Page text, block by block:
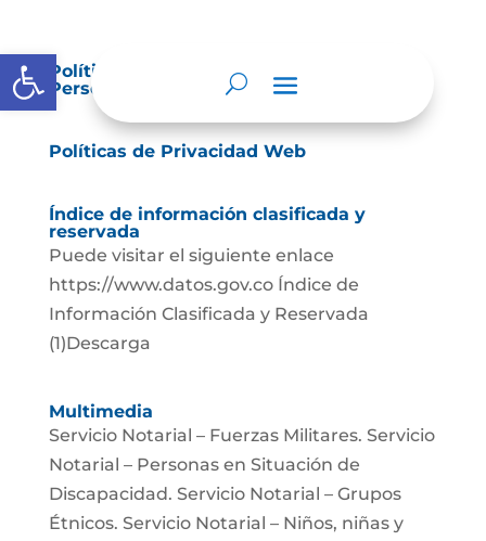
Abrir barra de herramientas
Política de Tratamiento de Datos
Personales.
Políticas de Privacidad Web
Índice de información clasificada y
reservada
Puede visitar el siguiente enlace
https://www.datos.gov.co Índice de
Información Clasificada y Reservada
(1)Descarga
Multimedia
Servicio Notarial – Fuerzas Militares. Servicio
Notarial – Personas en Situación de
Discapacidad. Servicio Notarial – Grupos
Étnicos. Servicio Notarial – Niños, niñas y